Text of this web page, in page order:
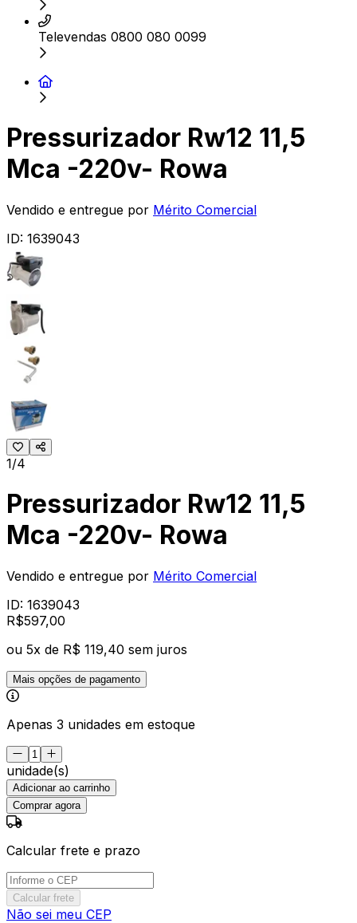
Televendas 0800 080 0099
Pressurizador Rw12 11,5
Mca -220v- Rowa
Vendido e entregue por Mérito Comercial
ID: 1639043
1/4
Pressurizador Rw12 11,5
Mca -220v- Rowa
Vendido e entregue por Mérito Comercial
ID: 1639043
R$597,00
ou 5x de R$ 119,40 sem juros
Mais opções de pagamento
Apenas 3 unidades em estoque
unidade(s)
Adicionar ao carrinho
Comprar agora
Calcular frete e prazo
Calcular frete
Não sei meu CEP